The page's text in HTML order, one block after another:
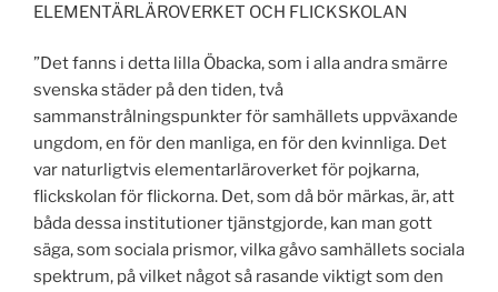
ELEMENTÄRLÄROVERKET OCH FLICKSKOLAN
”Det fanns i detta lilla Öbacka, som i alla andra smärre
svenska städer på den tiden, två
sammanstrålningspunkter för samhällets uppväxande
ungdom, en för den manliga, en för den kvinnliga. Det
var naturligtvis elementarläroverket för pojkarna,
flickskolan för flickorna. Det, som då bör märkas, är, att
båda dessa institutioner tjänstgjorde, kan man gott
säga, som sociala prismor, vilka gåvo samhällets sociala
spektrum, på vilket något så rasande viktigt som den